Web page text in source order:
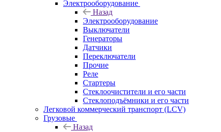
Электрооборудование
Назад
Электрооборудование
Выключатели
Генераторы
Датчики
Переключатели
Прочие
Реле
Стартеры
Стеклоочистители и его части
Стеклоподъёмники и его части
Легковой коммерческий транспорт (LCV)
Грузовые
Назад